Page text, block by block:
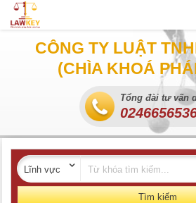
CÔNG TY LUẬT
(CHÌA KHOÁ
Tổng đài tư vấn
Tìm kiếm